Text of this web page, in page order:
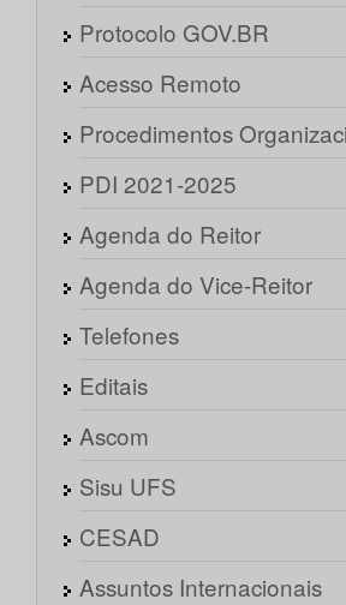
Protocolo GOV.BR
Acesso Remoto
Procedimentos
PDI 2021-2025
Agenda do Reitor
Agenda do Vice-Reitor
Telefones
Editais
Ascom
Sisu UFS
CESAD
Assuntos Internacionais